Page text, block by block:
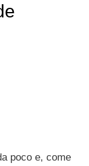
poco e, come